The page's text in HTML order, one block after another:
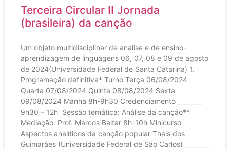
Terceira Circular II Jornada
(brasileira) da canção
Um objeto multidisciplinar de análise e de ensino-
aprendizagem de linguagens 06, 07, 08 e 09 de agosto
de 2024(Universidade Federal de Santa Catarina) 1.
Programação definitiva* Turno Terça 06/08/2024
Quarta 07/08/2024 Quinta 08/08/2024 Sexta
09/08/2024 Manhã 8h-9h30 Credenciamento ________
9h30 – 12h Sessão temática: Análise da canção**
Mediação: Prof. Marcos Baltar 8h-10h Minicurso
Aspectos analíticos da canção popular Thais dos
Guimarães (Universidade Federal de São Carlos) ________